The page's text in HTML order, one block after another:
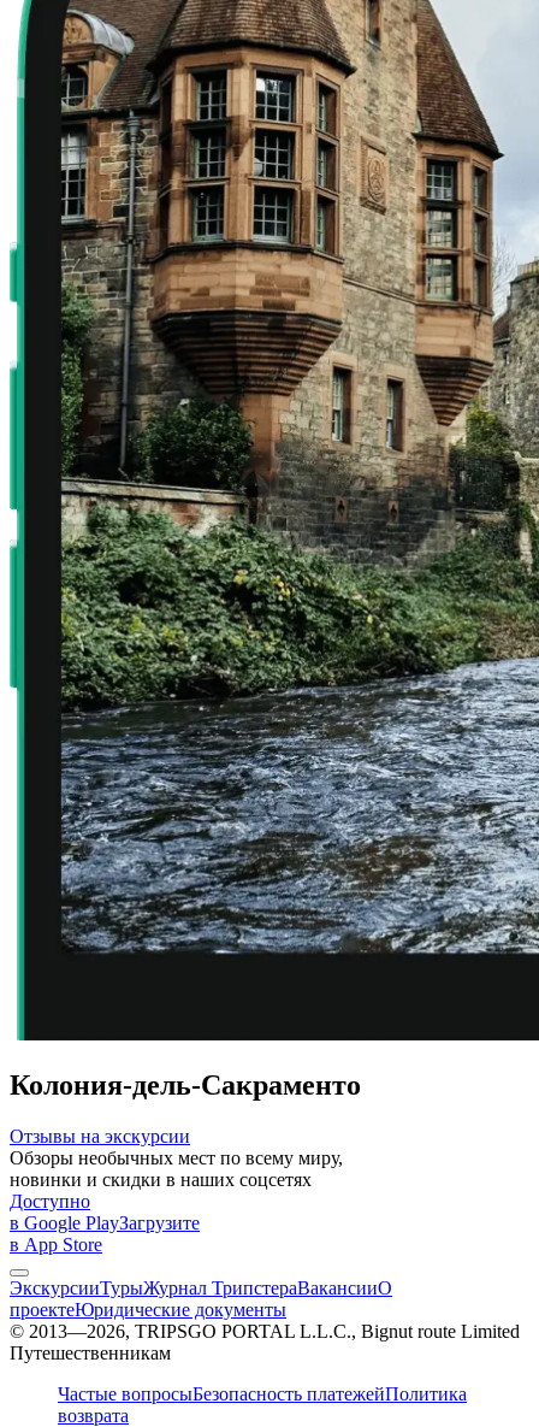
Колония-дель-Сакраменто
Отзывы на экскурсии
Обзоры необычных мест по всему миру,
новинки и скидки в наших соцсетях
Доступно
в Google PlayЗагрузите
в App Store
ЭкскурсииТурыЖурнал ТрипстераВакансииО
проектеЮридические документы
© 2013—2026, TRIPSGO PORTAL L.L.C., Bignut route Limited
Путешественникам
Частые вопросыБезопасность платежейПолитика
возврата